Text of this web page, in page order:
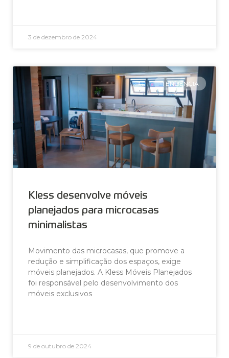
3 de dezembro de 2024
TENDÊNCIA
Kless desenvolve móveis
planejados para microcasas
minimalistas
Movimento das microcasas, que promove a
redução e simplificação dos espaços, exige
móveis planejados. A Kless Móveis Planejados
foi responsável pelo desenvolvimento dos
móveis exclusivos
9 de outubro de 2024